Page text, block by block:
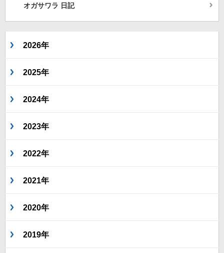
オガサワラ 日記
2026年
2025年
2024年
2023年
2022年
2021年
2020年
2019年